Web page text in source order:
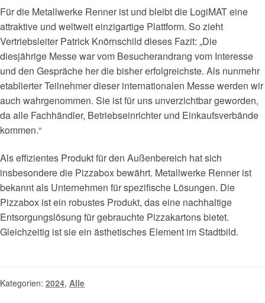
Für die Metallwerke Renner ist und bleibt die LogiMAT eine
attraktive und weltweit einzigartige Plattform. So zieht
Vertriebsleiter Patrick Knörnschild dieses Fazit: „Die
diesjährige Messe war vom Besucherandrang vom Interesse
und den Gespräche her die bisher erfolgreichste. Als nunmehr
etablierter Teilnehmer dieser internationalen Messe werden wir
auch wahrgenommen. Sie ist für uns unverzichtbar geworden,
da alle Fachhändler, Betriebseinrichter und Einkaufsverbände
kommen.“
Als effizientes Produkt für den Außenbereich hat sich
insbesondere die Pizzabox bewährt. Metallwerke Renner ist
bekannt als Unternehmen für spezifische Lösungen. Die
Pizzabox ist ein robustes Produkt, das eine nachhaltige
Entsorgungslösung für gebrauchte Pizzakartons bietet.
Gleichzeitig ist sie ein ästhetisches Element im Stadtbild.
Kategorien: 2024, Alle